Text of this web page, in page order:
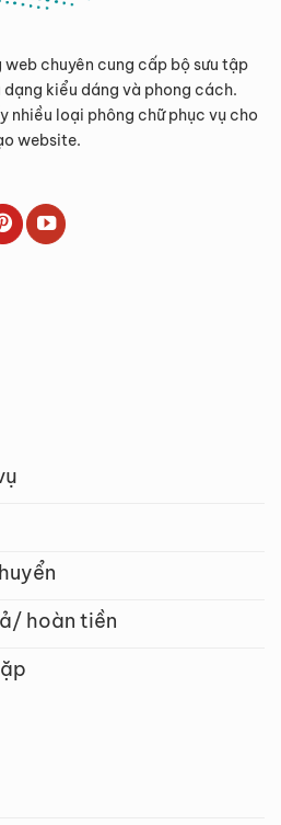
web chuyên cung cấp bộ sưu tập
kiểu dáng và phong cách.
nhiều loại phông chữ phục vụ cho
website.
hoàn tiền